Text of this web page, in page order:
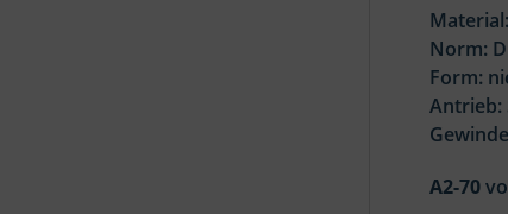
Norm:
Form:
Antrieb:
A2-70